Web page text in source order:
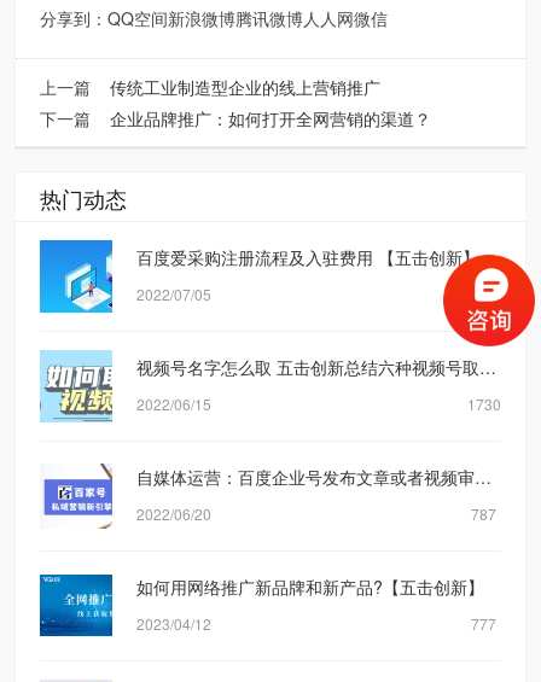
分享到：QQ空间新浪微博腾讯微博人人网微信
上一篇传统工业制造型企业的线上营销推广
下一篇企业品牌推广：如何打开全网营销的渠道？
热门动态
百度爱采购注册流程及入驻费用 【五击创新】网络营销公司
2022/07/05 1838
视频号名字怎么取 五击创新总结六种视频号取名方式
2022/06/15 1730
自媒体运营：百度企业号发布文章或者视频审核规则机制是什么？【五击创新】
2022/06/20 787
如何用网络推广新品牌和新产品?【五击创新】
2023/04/12 777